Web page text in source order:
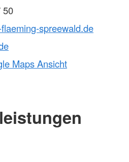
50
spreewald.de
Maps Ansicht